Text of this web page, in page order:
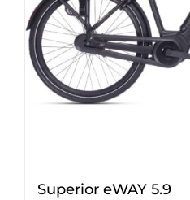
Superior eWAY 5.9